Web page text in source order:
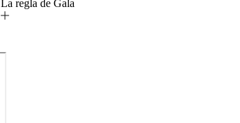
La regla de Gala